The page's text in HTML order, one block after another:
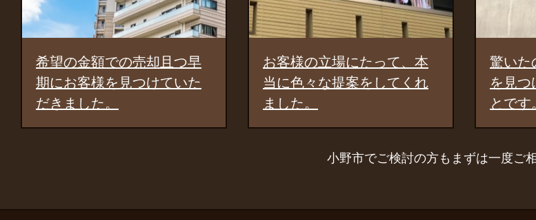
お客様の立場にたって、本
当に色々な提案をしてくれ
ました。
驚いたのは、すぐに買主様
を見つけてきてもらったこ
とです。
し
た
果
小野市でご検討の方もまずは一度ご